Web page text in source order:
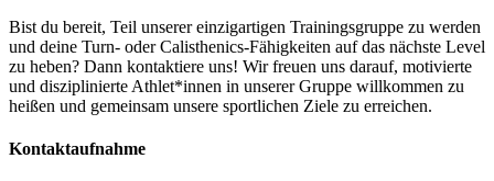
Bist du bereit, Teil unserer einzigartigen Trainingsgruppe zu werden
und deine Turn- oder Calisthenics-Fähigkeiten auf das nächste Level
zu heben? Dann kontaktiere uns! Wir freuen uns darauf, motivierte
und disziplinierte Athlet*innen in unserer Gruppe willkommen zu
heißen und gemeinsam unsere sportlichen Ziele zu erreichen.
Kontaktaufnahme